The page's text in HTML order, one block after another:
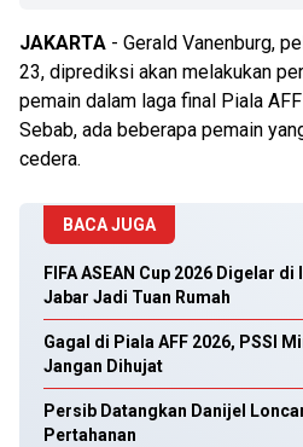
JAKARTA - Gerald Vanenburg,
23, diprediksi akan melakukan
pemain dalam laga final Piala
Sebab, ada beberapa pemain
cedera.
BACA JUGA
FIFA ASEAN Cup 2026 Digelar
Jabar Jadi Tuan Rumah
Gagal di Piala AFF 2026, PSSI
Jangan Dihujat
Persib Datangkan Danijel
Pertahanan